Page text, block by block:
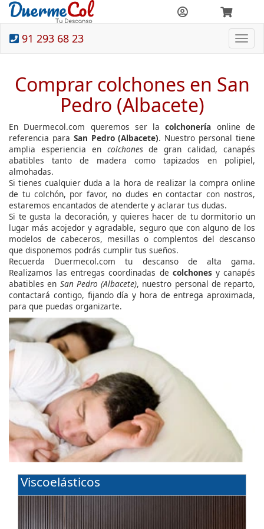
91 293 68 23
Comprar colchones en San
Pedro (Albacete)
En Duermecol.com queremos ser lacolchonería online de
referencia para San Pedro (Albacete). Nuestro personal tiene
amplia esperiencia en colchonesde gran calidad, canapés
abatibles tanto de madera como tapizados en polipiel,
almohadas.
Si tienes cualquier duda a la hora de realizar la compra online
de tu colchón, por favor, no dudes en contactar con nostros,
estaremos encantados de atenderte y aclarar tus dudas.
Si te gusta la decoración, y quieres hacer de tu dormitorio un
lugar más acojedor y agradable, seguro que con alguno de los
modelos de cabeceros, mesillas o complentos del descanso
que disponemos podrás cumplir tus sueños.
Recuerda Duermecol.com tu descanso de alta gama.
Realizamos las entregas coordinadas de colchonesy canapés
abatibles en San Pedro (Albacete), nuestro personal de reparto,
contactará contigo, fijando día y hora de entrega aproximada,
para que puedas organizarte.
Viscoelásticos